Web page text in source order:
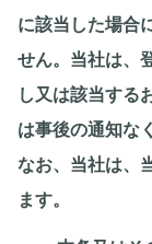
に該当した場合
せん。当社は、
し又は該当する
は事後の通知な
なお、当社は、
ます。